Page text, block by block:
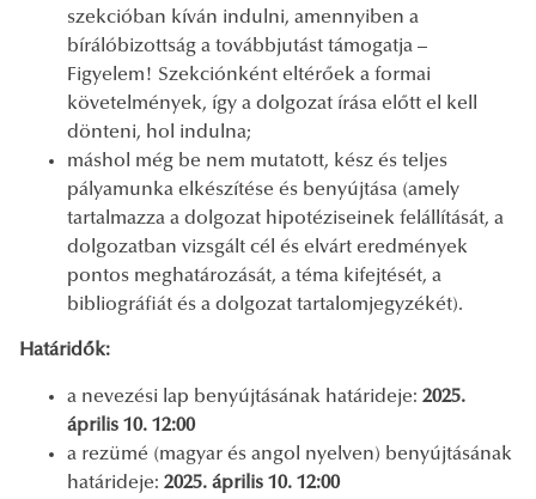
szekcióban kíván indulni, amennyiben a
bírálóbizottság a továbbjutást támogatja –
Figyelem! Szekciónként eltérőek a formai
követelmények, így a dolgozat írása előtt el kell
dönteni, hol indulna;
máshol még be nem mutatott, kész és teljes
pályamunka elkészítése és benyújtása (amely
tartalmazza a dolgozat hipotéziseinek felállítását, a
dolgozatban vizsgált cél és elvárt eredmények
pontos meghatározását, a téma kifejtését, a
bibliográfiát és a dolgozat tartalomjegyzékét).
Határidők:
a nevezési lap benyújtásának határideje: 2025.
április 10. 12:00
a rezümé (magyar és angol nyelven) benyújtásának
határideje: 2025. április 10. 12:00